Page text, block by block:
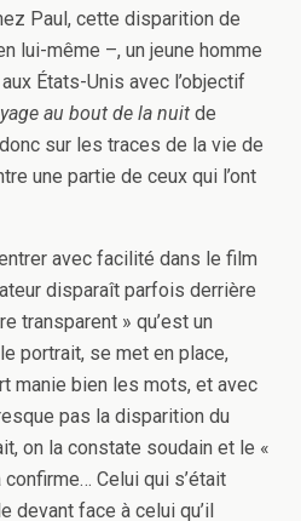
Paul, cette disparition de
lui-même –, un jeune homme
États-Unis avec l’objectif
au bout de la nuit de
sur les traces de la vie de
une partie de ceux qui l’ont
avec facilité dans le film
disparaît parfois derrière
transparent » qu’est un
portrait, se met en place,
manie bien les mots, et avec
pas la disparition du
on la constate soudain et le «
Celui qui s’était
devant face à celui qu’il